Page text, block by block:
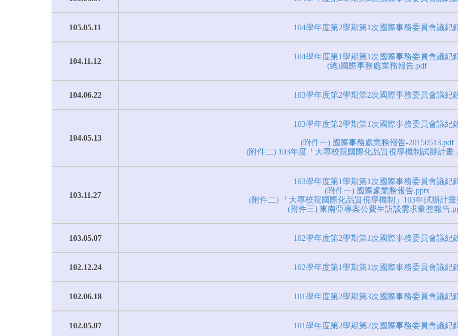
105.05.11 104學年度第2學期第1次國際事務委員會議紀
104.11.12
104學年度第1學期第1次國際事務委員會議紀
(總)國際事務處業務報告.pdf
104.06.22 103學年度第2學期第2次國際事務委員會議紀
104.05.13
103學年度第2學期第1次國際事務委員會議紀
(附件一) 國際事務處業務報告-20150513.pdf
(附件二) 103年度「大專校院國際化品質視導機制試辦計畫
103.11.27
103學年度第1學期第1次國際事務委員會議紀
(附件一) 國際處業務報告.pptx
(附件二) 「大專校院國際化品質視導機制」103年試辦計
(附件三) 東南亞專案公費生訪談需求彙整報告
103.05.07 102學年度第2學期第1次國際事務委員會議紀
102.12.24 102學年度第1學期第1次國際事務委員會議紀
102.06.18 101學年度第2學期第3次國際事務委員會議紀
102.05.07 101學年度第2學期第2次國際事務委員會議紀